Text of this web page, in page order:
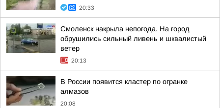
20:33
Смоленск накрыла непогода. На город
обрушились сильный ливень и шквалистый
ветер
20:13
В России появится кластер по огранке
алмазов
20:08